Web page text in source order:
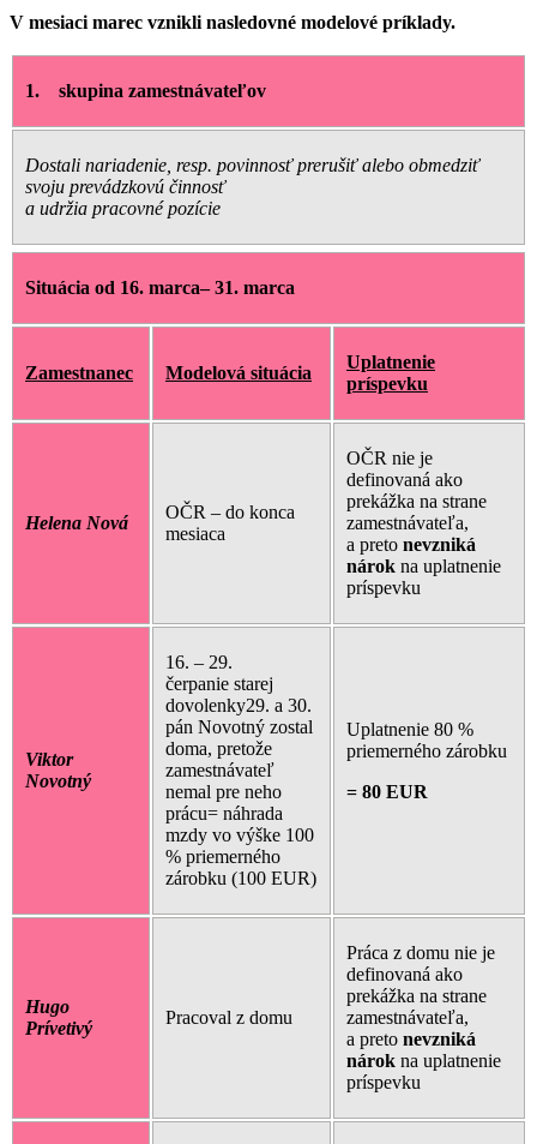
V mesiaci marec vznikli nasledovné modelové príklady.
1. skupina zamestnávateľov
Dostali nariadenie, resp. povinnosť prerušiť alebo obmedziť
svoju prevádzkovú činnosť
a udržia pracovné pozície
Situácia od 16. marca– 31. marca
Zamestnanec Modelová situácia
Uplatnenie
príspevku
Helena Nová
OČR – do konca
mesiaca
OČR nie je
definovaná ako
prekážka na strane
zamestnávateľa,
a preto nevzniká
nárok na uplatnenie
príspevku
Viktor
Novotný
16. – 29.
čerpanie starej
dovolenky29. a 30.
pán Novotný zostal
doma, pretože
zamestnávateľ
nemal pre neho
prácu= náhrada
mzdy vo výške 100
% priemerného
zárobku (100 EUR)
Uplatnenie 80 %
priemerného zárobku
= 80 EUR
Hugo
Prívetivý
Pracoval z domu
Práca z domu nie je
definovaná ako
prekážka na strane
zamestnávateľa,
a preto nevzniká
nárok na uplatnenie
príspevku